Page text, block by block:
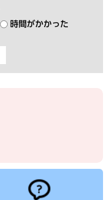
時間がかかった